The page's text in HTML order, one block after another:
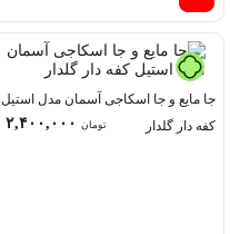
جا مایع و جا اسکاجی آسمان مدل استیل
کفه دار گلدار
تومان۲,۴۰۰,۰۰۰